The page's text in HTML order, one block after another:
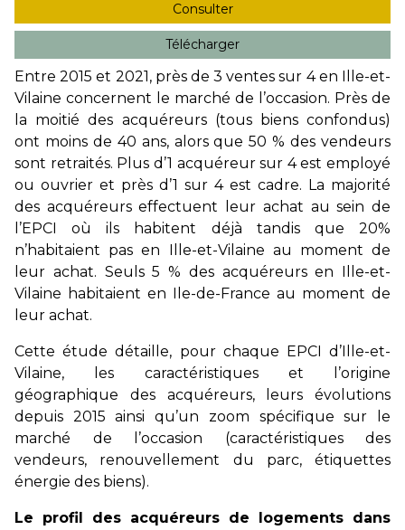
Consulter
Télécharger
Entre 2015 et 2021, près de 3 ventes sur 4 en Ille-et-
Vilaine concernent le marché de l’occasion. Près de
la moitié des acquéreurs (tous biens confondus)
ont moins de 40 ans, alors que 50 % des vendeurs
sont retraités. Plus d’1 acquéreur sur 4 est employé
ou ouvrier et près d’1 sur 4 est cadre. La majorité
des acquéreurs effectuent leur achat au sein de
l’EPCI où ils habitent déjà tandis que 20%
n’habitaient pas en Ille-et-Vilaine au moment de
leur achat. Seuls 5 % des acquéreurs en Ille-et-
Vilaine habitaient en Ile-de-France au moment de
leur achat.
Cette étude détaille, pour chaque EPCI d’Ille-et-
Vilaine, les caractéristiques et l’origine
géographique des acquéreurs, leurs évolutions
depuis 2015 ainsi qu’un zoom spécifique sur le
marché de l’occasion (caractéristiques des
vendeurs, renouvellement du parc, étiquettes
énergie des biens).
Le profil des acquéreurs de logements dans